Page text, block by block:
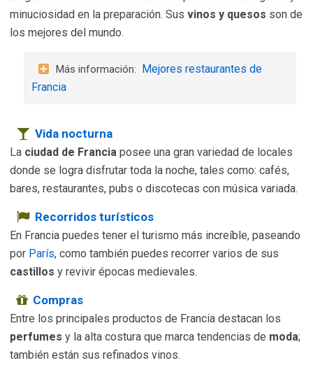
minuciosidad en la preparación. Sus vinos y quesos son de
los mejores del mundo.
Mejores restaurantes de
Francia
Vida nocturna
La ciudad de Francia posee una gran variedad de locales
donde se logra disfrutar toda la noche, tales como: cafés,
bares, restaurantes, pubs o discotecas con música variada.
Recorridos turísticos
En Francia puedes tener el turismo más increíble, paseando
por París, como también puedes recorrer varios de sus
castillos y revivir épocas medievales.
Compras
Entre los principales productos de Francia destacan los
perfumes y la alta costura que marca tendencias de moda;
también están sus refinados vinos.